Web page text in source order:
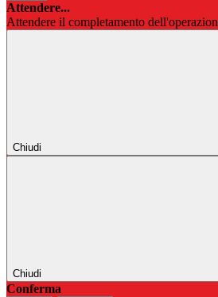
Attendere...
Attendere il completamento
Chiudi
Chiudi
Conferma